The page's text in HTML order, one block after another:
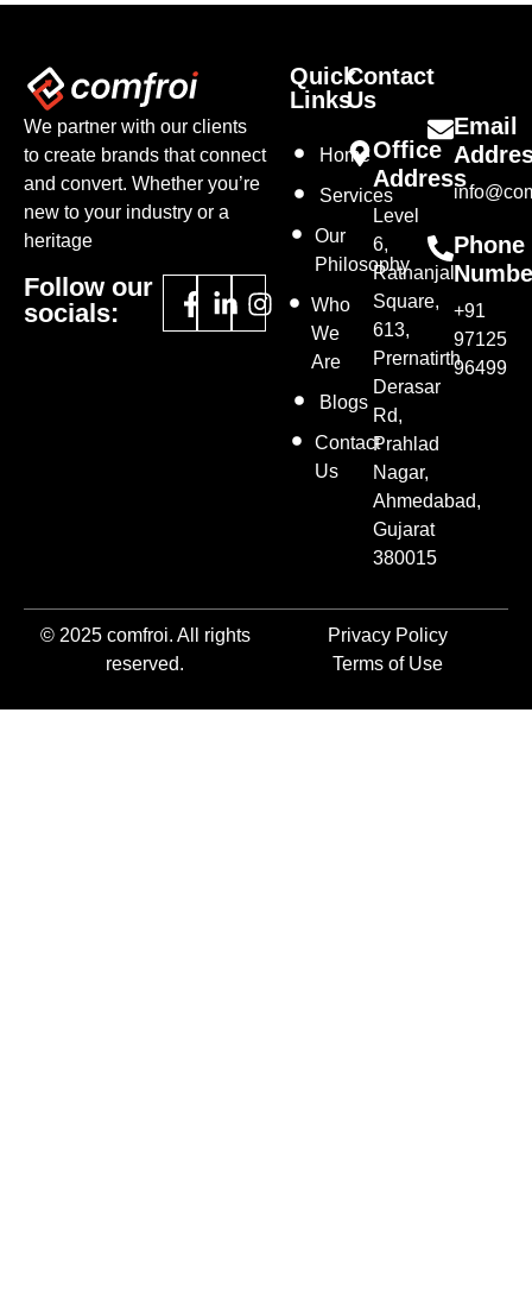
We partner with our clients
to create brands that connect
and convert. Whether you’re
new to your industry or a
heritage
Follow our
socials:
Quick
Links
Home
Services
Our
Philosophy
Who
We
Are
Blogs
Contact
Us
Contact
Us
Office
Address
Level
6,
Ratnanjali
Square,
613,
Prernatirth
Derasar
Rd,
Prahlad
Nagar,
Ahmedabad,
Gujarat
380015
Email
Phone
+91
97125
96499
© 2025 comfroi. All rights
reserved.
Privacy Policy
Terms of Use